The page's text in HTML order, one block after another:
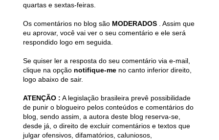
quartas e sextas-feiras.
Os comentários no blog são MODERADOS
. Assim que
eu aprovar, você vai ver o seu comentário e ele será
respondido logo em seguida.
Se quiser ler a resposta do seu comentário via e-mail,
clique na opção notifique-me no canto inferior direito,
logo abaixo de sair.
ATENÇÃO : A legislação brasileira prevê possibilidade
de punir o blogueiro pelos conteúdos e comentários do
blog, sendo assim, a autora deste blog reserva-se,
desde já, o direito de excluir comentários e textos que
julgar ofensivos, difamatórios, caluniosos,